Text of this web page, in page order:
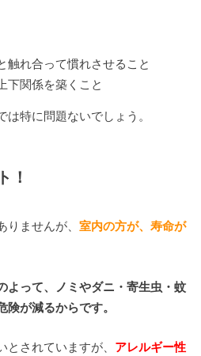
触れ合って慣れさせること
下関係を築くこと
特に問題ないでしょう。
！
ませんが、 室内の方が、寿命が
よって、ノミやダニ・寄生虫・蚊
が減るからです。
とされていますが、 アレルギー性